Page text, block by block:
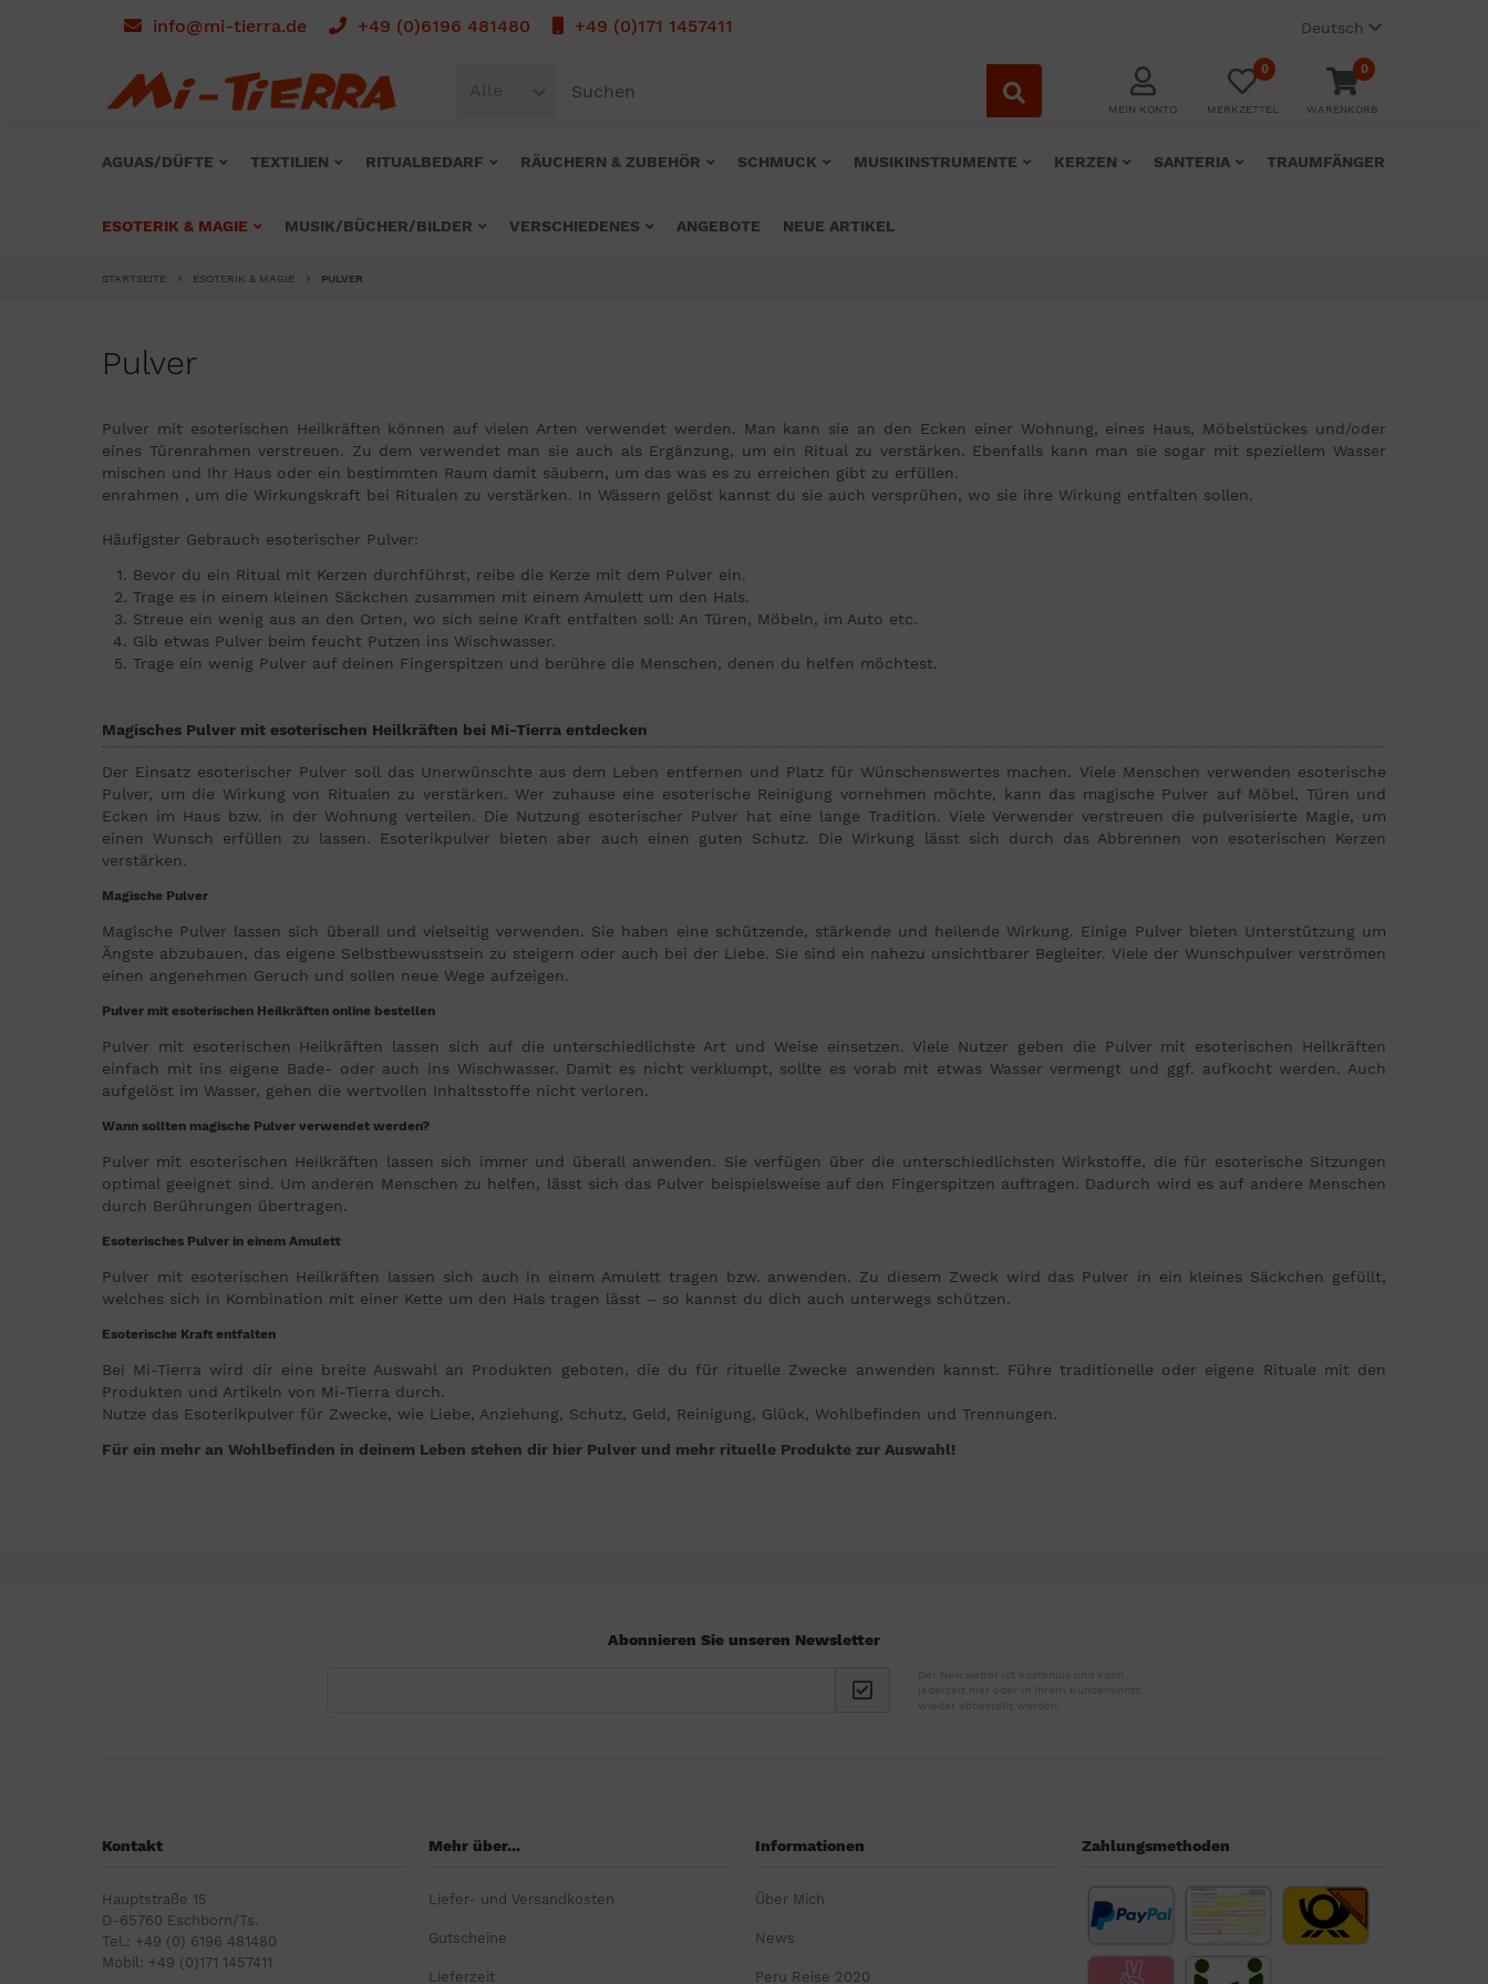
info@mi-tierra.de +49 (0)6196 481480 +49 (0)171 1457411 Deutsch
Alle
MEIN KONTO
0
MERKZETTEL
0
WARENKORB
AGUAS/DÜFTE TEXTILIEN RITUALBEDARF RÄUCHERN & ZUBEHÖR SCHMUCK MUSIKINSTRUMENTE KERZEN SANTERIA TRAUMFÄNGER
ESOTERIK & MAGIE MUSIK/BÜCHER/BILDER VERSCHIEDENES ANGEBOTE NEUE ARTIKEL
STARTSEITE ESOTERIK & MAGIE PULVER
Pulver
Pulver mit esoterischen Heilkräften können auf vielen Arten verwendet werden. Man kann sie an den Ecken einer Wohnung, eines Haus, Möbelstückes und/oder
eines Türenrahmen verstreuen. Zu dem verwendet man sie auch als Ergänzung, um ein Ritual zu verstärken. Ebenfalls kann man sie sogar mit speziellem Wasser
mischen und Ihr Haus oder ein bestimmten Raum damit säubern, um das was es zu erreichen gibt zu erfüllen.
enrahmen , um die Wirkungskraft bei Ritualen zu verstärken. In Wässern gelöst kannst du sie auch versprühen, wo sie ihre Wirkung entfalten sollen.
Häufigster Gebrauch esoterischer Pulver:
Bevor du ein Ritual mit Kerzen durchführst, reibe die Kerze mit dem Pulver ein.
Trage es in einem kleinen Säckchen zusammen mit einem Amulett um den Hals.
Streue ein wenig aus an den Orten, wo sich seine Kraft entfalten soll: An Türen, Möbeln, im Auto etc.
Gib etwas Pulver beim feucht Putzen ins Wischwasser.
Trage ein wenig Pulver auf deinen Fingerspitzen und berühre die Menschen, denen du helfen möchtest.
Magisches Pulver mit esoterischen Heilkräften bei Mi-Tierra entdecken
Der Einsatz esoterischer Pulver soll das Unerwünschte aus dem Leben entfernen und Platz für Wünschenswertes machen. Viele Menschen verwenden esoterische
Pulver, um die Wirkung von Ritualen zu verstärken. Wer zuhause eine esoterische Reinigung vornehmen möchte, kann das magische Pulver auf Möbel, Türen und
Ecken im Haus bzw. in der Wohnung verteilen. Die Nutzung esoterischer Pulver hat eine lange Tradition. Viele Verwender verstreuen die pulverisierte Magie, um
einen Wunsch erfüllen zu lassen. Esoterikpulver bieten aber auch einen guten Schutz. Die Wirkung lässt sich durch das Abbrennen von esoterischen Kerzen
verstärken.
Magische Pulver
Magische Pulver lassen sich überall und vielseitig verwenden. Sie haben eine schützende, stärkende und heilende Wirkung. Einige Pulver bieten Unterstützung um
Ängste abzubauen, das eigene Selbstbewusstsein zu steigern oder auch bei der Liebe. Sie sind ein nahezu unsichtbarer Begleiter. Viele der Wunschpulver verströmen
einen angenehmen Geruch und sollen neue Wege aufzeigen.
Pulver mit esoterischen Heilkräften online bestellen
Pulver mit esoterischen Heilkräften lassen sich auf die unterschiedlichste Art und Weise einsetzen. Viele Nutzer geben die Pulver mit esoterischen Heilkräften
einfach mit ins eigene Bade- oder auch ins Wischwasser. Damit es nicht verklumpt, sollte es vorab mit etwas Wasser vermengt und ggf. aufkocht werden. Auch
aufgelöst im Wasser, gehen die wertvollen Inhaltsstoffe nicht verloren.
Wann sollten magische Pulver verwendet werden?
Pulver mit esoterischen Heilkräften lassen sich immer und überall anwenden. Sie verfügen über die unterschiedlichsten Wirkstoffe, die für esoterische Sitzungen
optimal geeignet sind. Um anderen Menschen zu helfen, lässt sich das Pulver beispielsweise auf den Fingerspitzen auftragen. Dadurch wird es auf andere Menschen
durch Berührungen übertragen.
Esoterisches Pulver in einem Amulett
Pulver mit esoterischen Heilkräften lassen sich auch in einem Amulett tragen bzw. anwenden. Zu diesem Zweck wird das Pulver in ein kleines Säckchen gefüllt,
welches sich in Kombination mit einer Kette um den Hals tragen lässt – so kannst du dich auch unterwegs schützen.
Esoterische Kraft entfalten
Bei Mi-Tierra wird dir eine breite Auswahl an Produkten geboten, die du für rituelle Zwecke anwenden kannst. Führe traditionelle oder eigene Rituale mit den
Produkten und Artikeln von Mi-Tierra durch.
Nutze das Esoterikpulver für Zwecke, wie Liebe, Anziehung, Schutz, Geld, Reinigung, Glück, Wohlbefinden und Trennungen.
Für ein mehr an Wohlbefinden in deinem Leben stehen dir hier Pulver und mehr rituelle Produkte zur Auswahl!
Abonnieren Sie unseren Newsletter
Der Newsletter ist kostenlos und kann
jederzeit hier oder in Ihrem Kundenkonto
wieder abbestellt werden.
Kontakt
Hauptstraße 15
D-65760 Eschborn/Ts.
Tel.: +49 (0) 6196 481480
Mobil: +49 (0)171 1457411
Mehr über...
Liefer- und Versandkosten
Gutscheine
Lieferzeit
Informationen
Über Mich
News
Peru Reise 2020
Zahlungsmethoden